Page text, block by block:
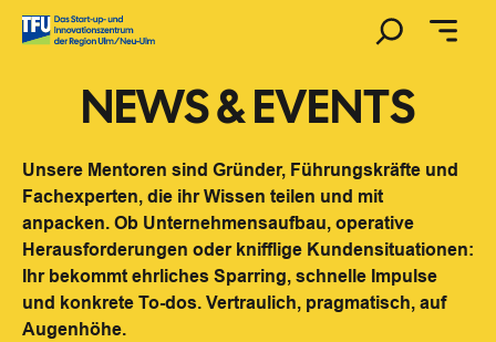
Zum
Inhalt
NEWS & EVENTS
Unsere Mentoren sind Gründer, Führungskräfte und
Fachexperten, die ihr Wissen teilen und mit
anpacken. Ob Unternehmensaufbau, operative
Herausforderungen oder knifflige Kundensituationen:
Ihr bekommt ehrliches Sparring, schnelle Impulse
und konkrete To-dos. Vertraulich, pragmatisch, auf
Augenhöhe.